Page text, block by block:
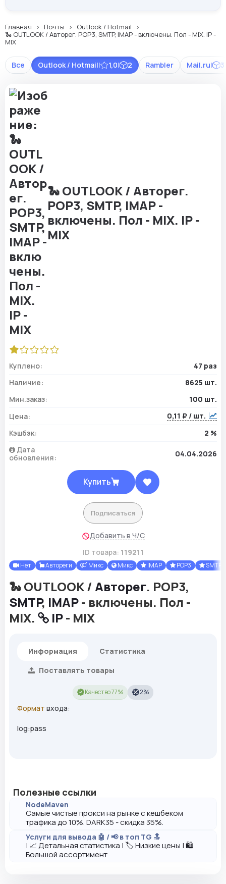
Главная Почты
Outlook / Hotmail
🐍 OUTLOOK / Авторег. POP3, SMTP, IMAP - включены. Пол - MIX. IP -
MIX
Все Outlook / Hotmail| 1,0| 2 Rambler Mail.ru| 3
🐍 OUTLOOK / Авторег.
POP3, SMTP, IMAP -
включены. Пол - MIX. IP -
MIX
Куплено:
47 раз
Наличие:
8625 шт.
Мин.заказ:
100 шт.
Цена:
0,11 ₽ / шт.
Кэшбэк:
2 %
Дата
обновления:
04.04.2026
Купить
Подписаться
Добавить в Ч/С
ID товара: 119211
Нет Автореги Микс Микс IMAP POP3 SMTP
🐍 OUTLOOK / Авторег. POP3,
SMTP, IMAP- включены. Пол -
MIX.
IP- MIX
Информация
Статистика
Поставлять товары
Качество 77% 2%
Формат входа:
log:pass
Полезные ссылки
NodeMaven
Самые чистые прокси на рынке с кешбеком
трафика до 10%. DARK35 - скидка 35%.
Услуги для вывода 🤖 / 📢 в топ TG 🔝
| 📈 Детальная статистика | 🏷️ Низкие цены | 🛍️
Большой ассортимент